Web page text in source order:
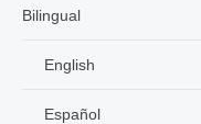
Bilingual
English
Español